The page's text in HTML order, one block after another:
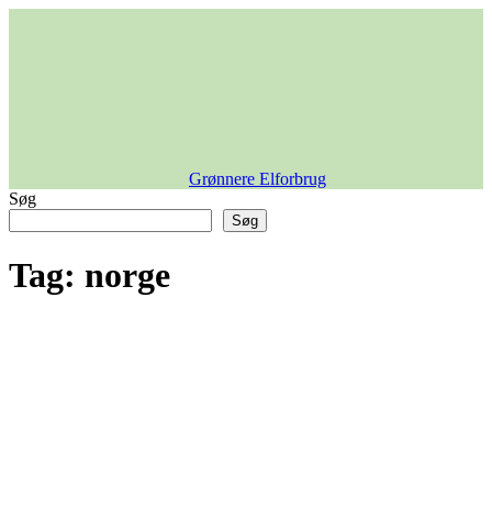
Grønnere Elforbrug
Søg
Søg
Tag: norge